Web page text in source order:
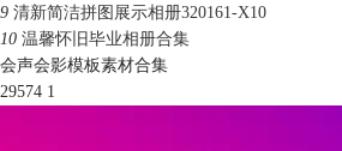
9 清新简洁拼图展示相册320161-X10
10 温馨怀旧毕业相册合集
会声会影模板素材合集
29574 1